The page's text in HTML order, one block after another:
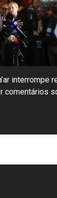
interrompe
comentários